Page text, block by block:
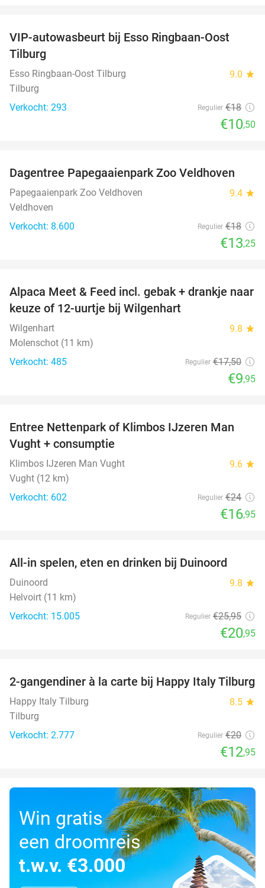
42%
VIP-autowasbeurt bij Esso Ringbaan-Oost
Tilburg
Esso Ringbaan-Oost Tilburg 9.0 star
Tilburg
Verkocht: 293
Regulier €18
€10,50
26%
Dagentree Papegaaienpark Zoo Veldhoven
Papegaaienpark Zoo Veldhoven 9.4 star
Veldhoven
Verkocht: 8.600
Regulier €18
€13,25
43%
Alpaca Meet & Feed incl. gebak + drankje naar
keuze of 12-uurtje bij Wilgenhart
Wilgenhart 9.8 star
Molenschot (11 km)
Verkocht: 485
Regulier €17,50
€9,95
29%
Entree Nettenpark of Klimbos IJzeren Man
Vught + consumptie
Klimbos IJzeren Man Vught 9.6 star
Vught (12 km)
Verkocht: 602
Regulier €24
€16,95
All-in spelen, eten en drinken bij Duinoord
Duinoord 9.8 star
Helvoirt (11 km)
Verkocht: 15.005
Regulier €25,95
€20,95
35%
2-gangendiner à la carte bij Happy Italy Tilburg
Happy Italy Tilburg 8.5 star
Tilburg
Verkocht: 2.777
Regulier €20
€12,95
Win gratis
een droomreis
t.w.v. €3.000